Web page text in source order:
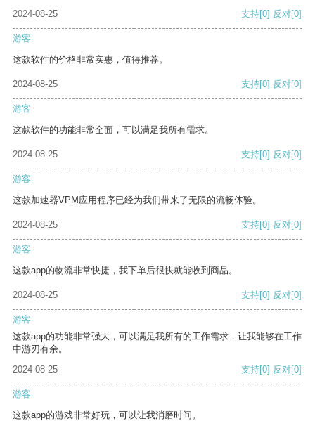
2024-08-25
支持[0] 反对[0]
游客
这款软件的价格非常实惠，值得推荐。
2024-08-25 支持[0] 反对[0]
游客
这款软件的功能非常全面，可以满足我所有需求。
2024-08-25 支持[0] 反对[0]
游客
这款加速器VPM应用程序已经为我们带来了无限的流畅体验。
2024-08-25 支持[0] 反对[0]
游客
这款app的物流非常快捷，我下单后很快就能收到商品。
2024-08-25 支持[0] 反对[0]
游客
这款app的功能非常强大，可以满足我所有的工作需求，让我能够在工作
中游刃有余。
2024-08-25
支持[0] 反对[0]
游客
这款app的游戏非常好玩，可以让我消磨时间。